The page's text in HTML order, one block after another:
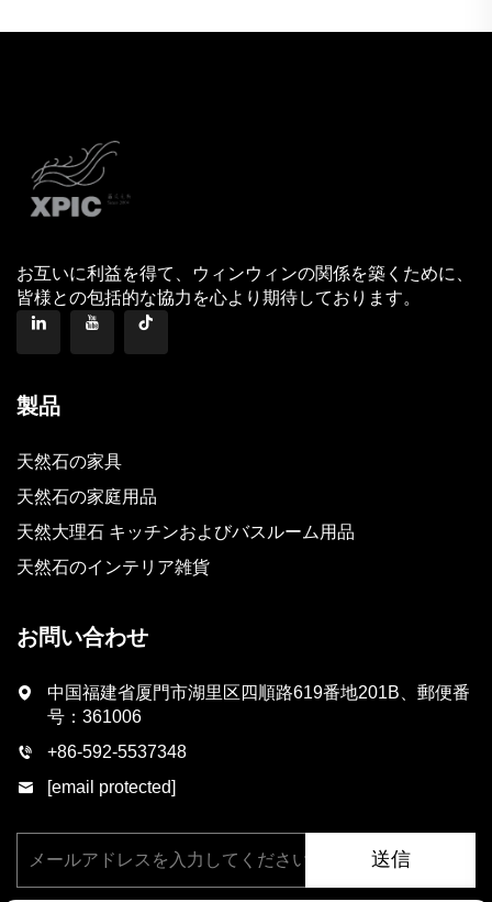
お互いに利益を得て、ウィンウィンの関係を築くために、
皆様との包括的な協力を心より期待しております。
製品
天然石の家具
天然石の家庭用品
天然大理石 キッチンおよびバスルーム用品
天然石のインテリア雑貨
お問い合わせ
中国福建省厦門市湖里区四順路619番地201B、郵便番
号：361006
+86-592-5537348
[email protected]
送信